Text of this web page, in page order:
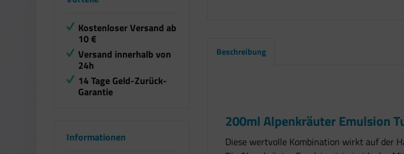
Kostenloser Versand ab
10 €
Versand innerhalb von
24h
14 Tage Geld-Zurück-
Garantie
Informationen
Beschreibung
200ml Alpenkräuter Emulsion
Diese wertvolle Kombination wirkt auf der